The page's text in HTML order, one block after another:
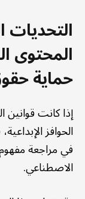
المحتوى
حماية
إذا كانت
الحوافز
في مراجعة
الاصطناعي.